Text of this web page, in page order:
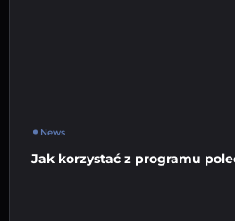
News
Jak korzystać z programu